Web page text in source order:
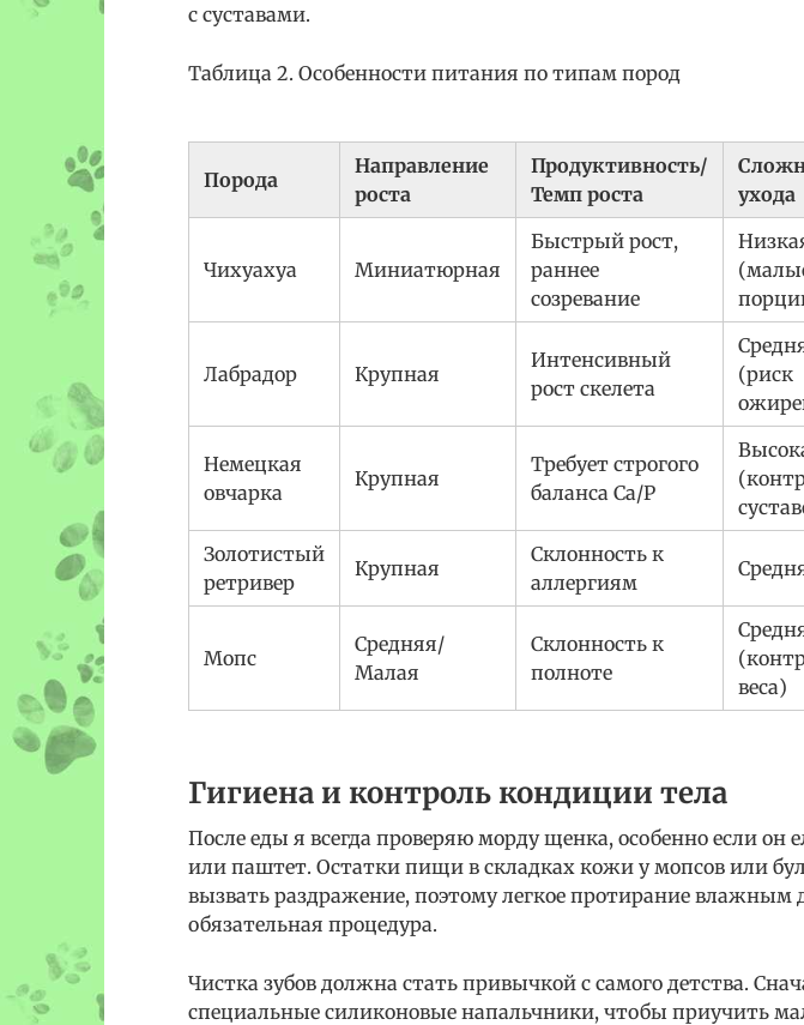
с суставами.
Таблица 2. Особенности питания по типам пород
Порода
Направление
роста
Продуктивность/
Темп роста
ухода
Чихуахуа Миниатюрная
Быстрый рост,
раннее
созревание
Лабрадор Крупная
Интенсивный
рост скелета
(риск
Немецкая
овчарка
Крупная
Требует строгого
баланса Ca/P
Золотистый
ретривер
Крупная
Склонность к
аллергиям
Мопс
Средняя/
Малая
Склонность к
полноте
веса)
Гигиена и контроль кондиции тела
После еды я всегда проверяю морду щенка, особенно если
или паштет. Остатки пищи в складках кожи у мопсов или
вызвать раздражение, поэтому легкое протирание
обязательная процедура.
Чистка зубов должна стать привычкой с самого детства.
специальные силиконовые напальчники, чтобы приучить